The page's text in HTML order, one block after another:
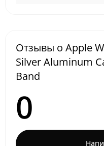
Отзывы о Apple
Silver Aluminum
Band
0